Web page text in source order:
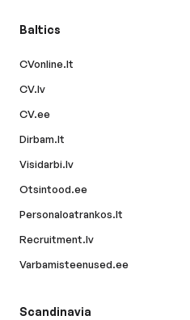
Baltics
CVonline.lt
CV.lv
CV.ee
Dirbam.lt
Visidarbi.lv
Otsintood.ee
Personaloatrankos.lt
Recruitment.lv
Varbamisteenused.ee
Scandinavia